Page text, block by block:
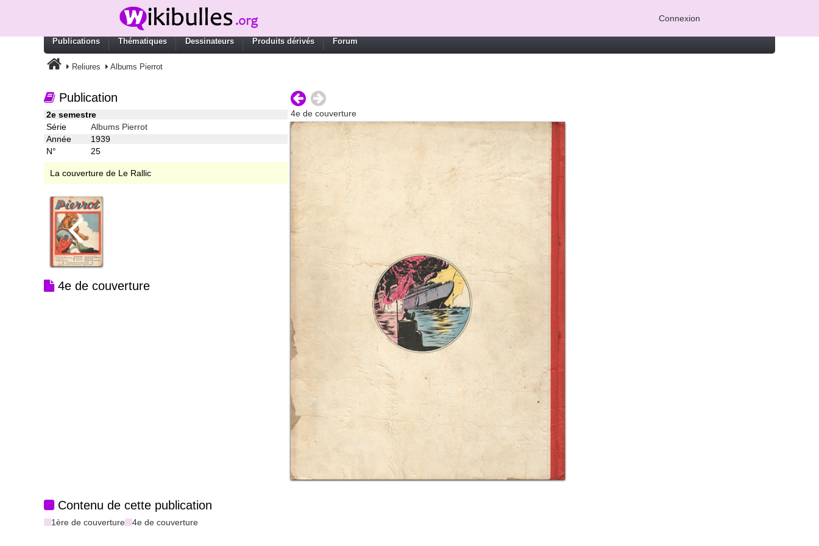
Connexion
Publications Thématiques Dessinateurs Produits dérivés Forum
Reliures Albums Pierrot
Publication
2e semestre
Série
Albums Pierrot
Année
1939
N°
25
La couverture de Le Rallic
4e de couverture
4e de couverture
Contenu de cette publication
1ère de couverture 4e de couverture